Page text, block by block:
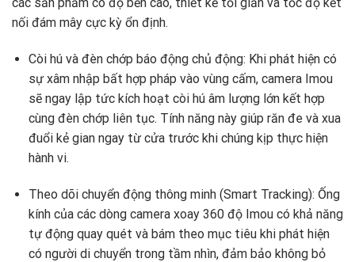
nối đám mây cực kỳ ổn định.
Còi hú và đèn chớp báo động chủ động: Khi phát hiện có
sự xâm nhập bất hợp pháp vào vùng cấm, camera Imou
sẽ ngay lập tức kích hoạt còi hú âm lượng lớn kết hợp
cùng đèn chớp liên tục. Tính năng này giúp răn đe và xua
đuổi kẻ gian ngay từ cửa trước khi chúng kịp thực hiện
hành vi.
Theo dõi chuyển động thông minh (Smart Tracking): Ống
kính của các dòng camera xoay 360 độ Imou có khả năng
tự động quay quét và bám theo mục tiêu khi phát hiện
có người di chuyển trong tầm nhìn, đảm bảo không bỏ